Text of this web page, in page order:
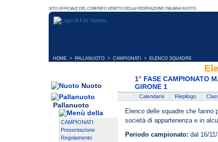
HOME > PALLANUOTO > CAMPIONATI > ELENCO SQUADRE
Nuoto
Pallanuoto
CAMPIONATI
Presentazione
Regolamento
1° FASE CAMPIONATO
GIRONE 1
Calendario Riepilogo
Elenco delle squadre che fanno
società di appartenenza e in
Periodo campionato: dal 16/